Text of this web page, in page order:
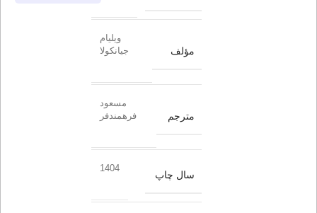
مؤلف
ویلیام
جیانکولا
مترجم
مسعود
فرهمندفر
سال چاپ
1404